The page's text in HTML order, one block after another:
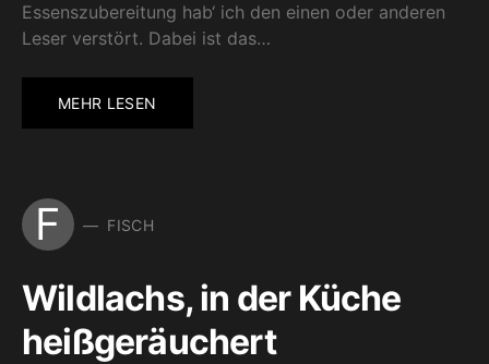
Essenszubereitung hab‘ ich den einen oder anderen
Leser verstört. Dabei ist das…
MEHR LESEN
F FISCH
Wildlachs, in der Küche
heißgeräuchert